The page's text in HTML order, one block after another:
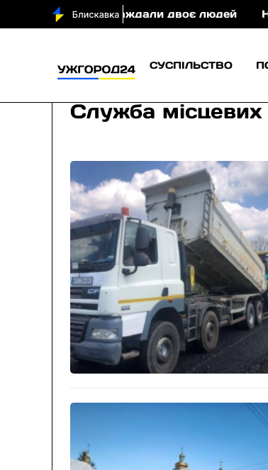
двоє людей На Закарпатті
СУСПІЛЬСТВО
Служба місцевих